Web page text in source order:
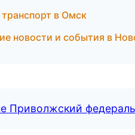
в Омск
новости и события в
Приволжский